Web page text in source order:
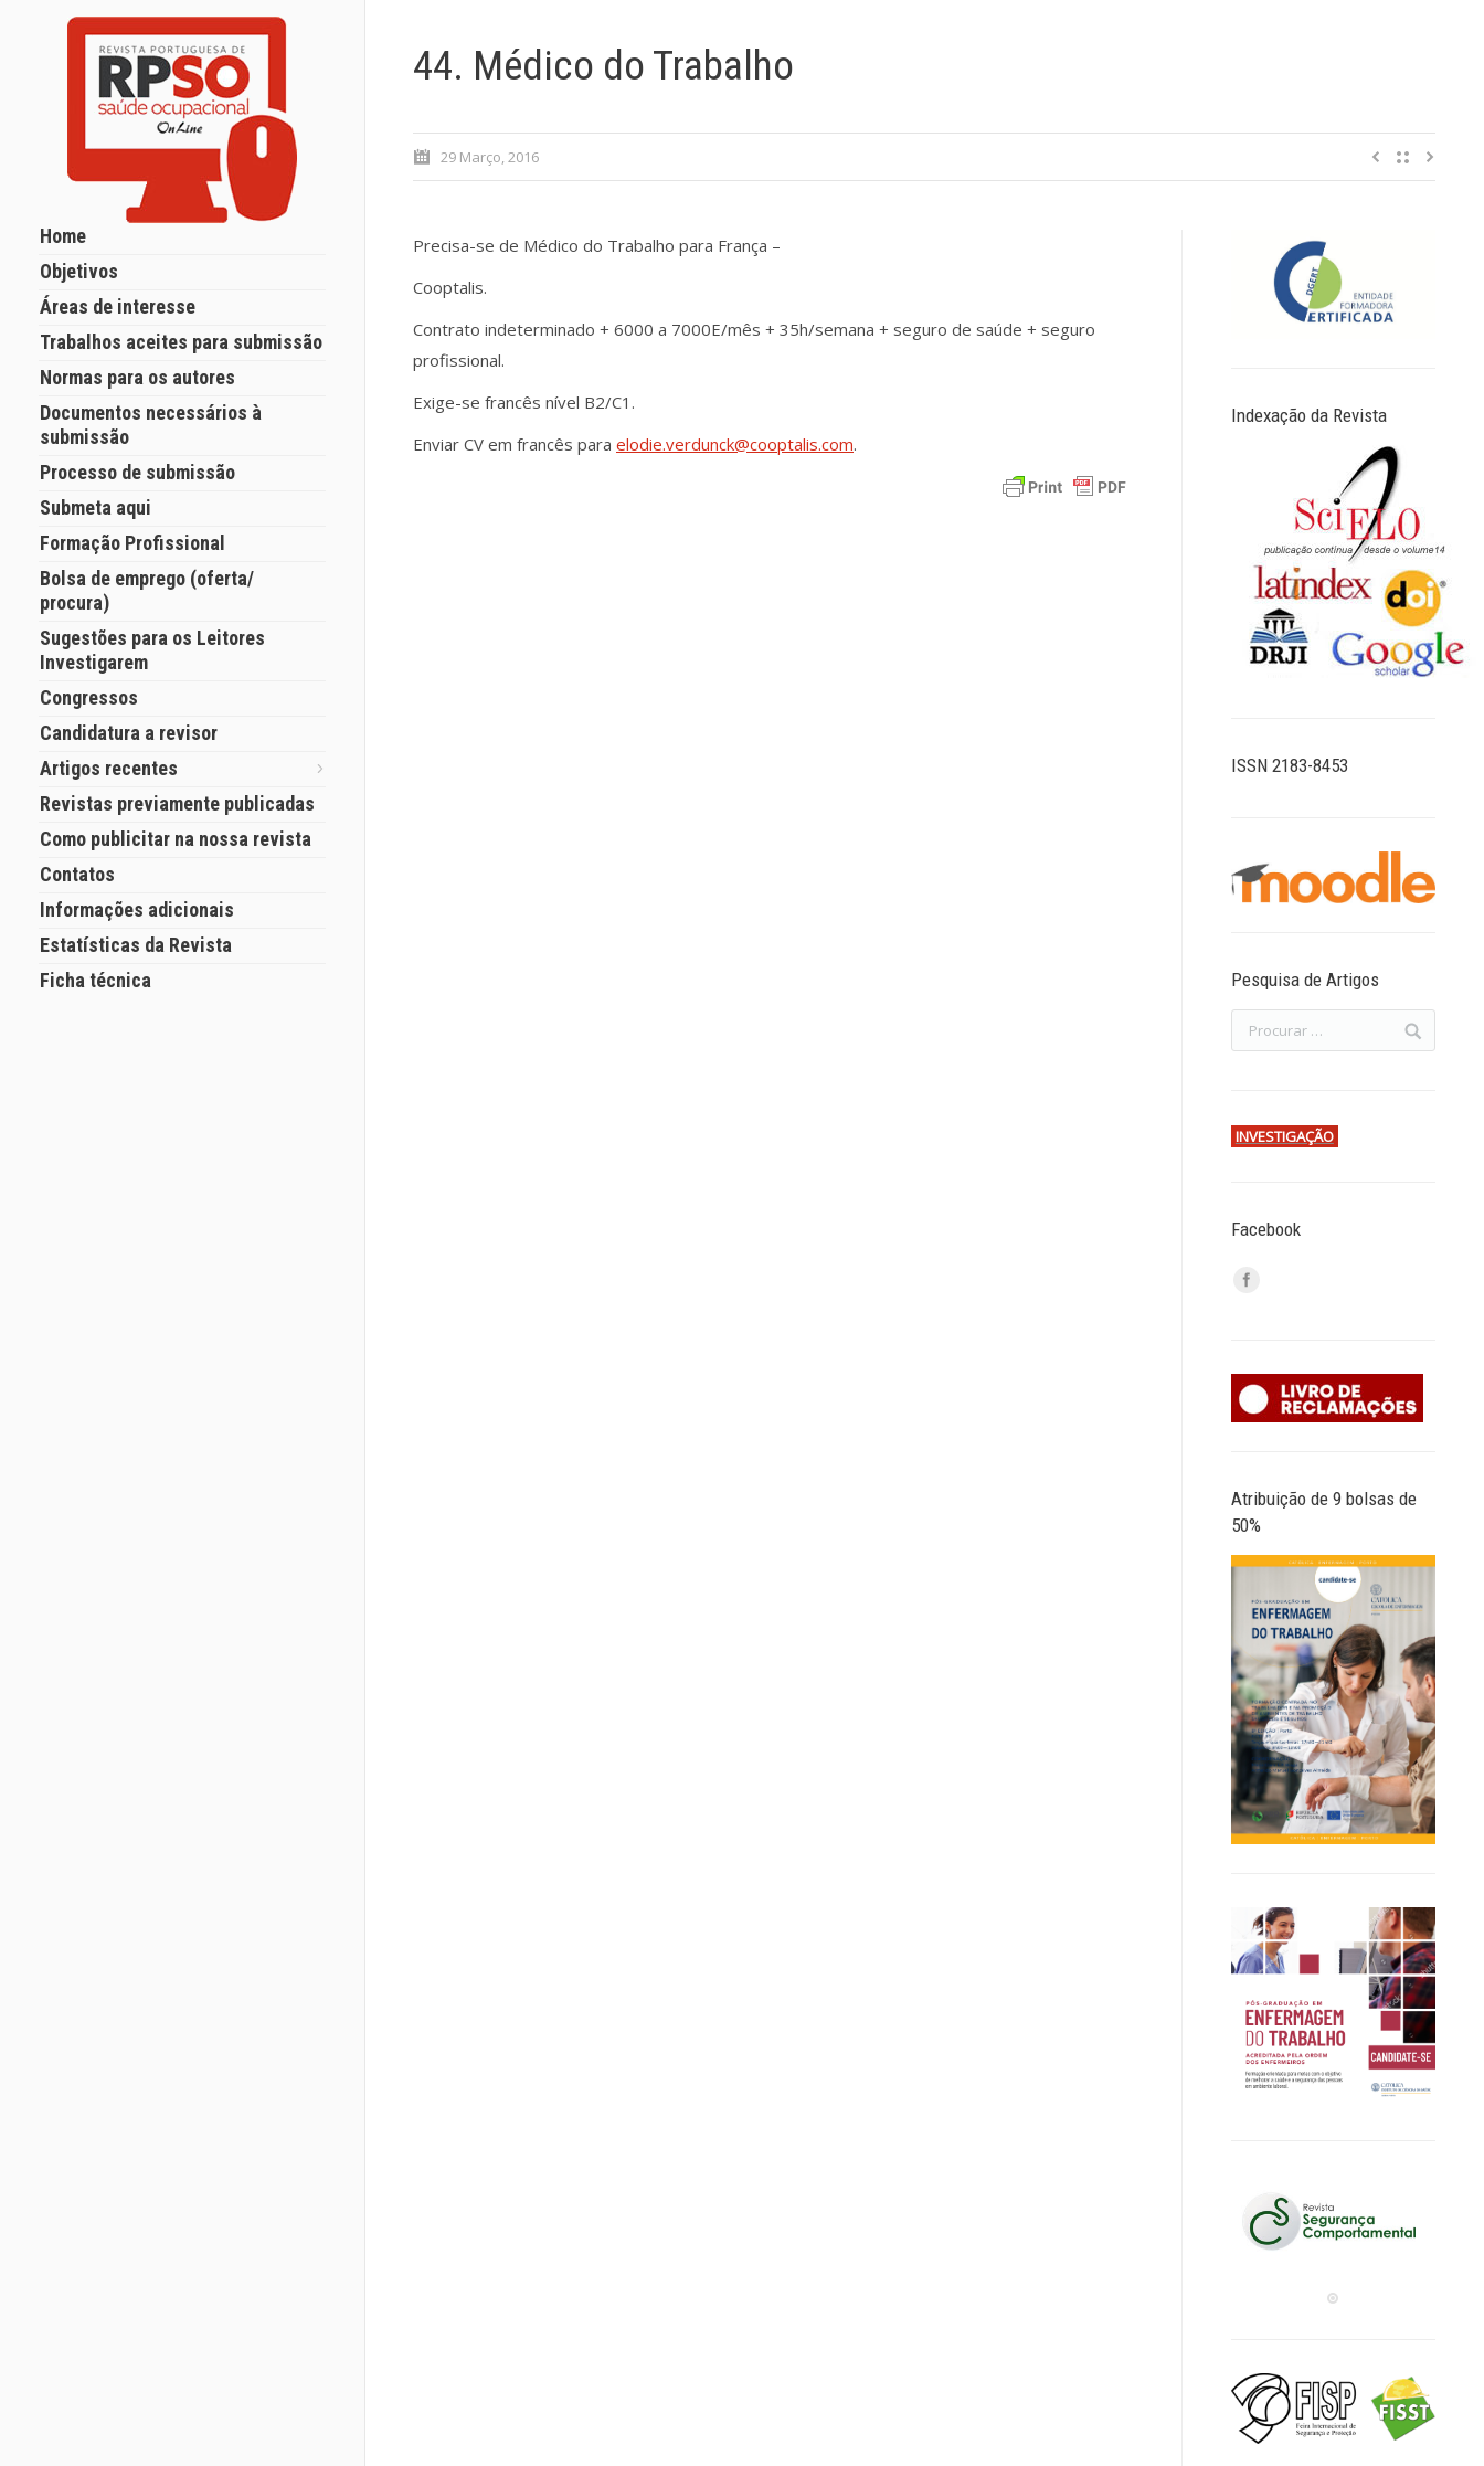
Home
Objetivos
Áreas de interesse
Trabalhos aceites para submissão
Normas para os autores
Documentos necessários à
submissão
Processo de submissão
Submeta aqui
Formação Profissional
Bolsa de emprego (oferta/
procura)
Sugestões para os Leitores
Investigarem
Congressos
Candidatura a revisor
Artigos recentes
Revistas previamente publicadas
Como publicitar na nossa revista
Contatos
Informações adicionais
Estatísticas da Revista
Ficha técnica
44. Médico do Trabalho
29 Março, 2016
Precisa-se de Médico do Trabalho para França –
Cooptalis.
Contrato indeterminado + 6000 a 7000E/mês + 35h/semana + seguro de saúde + seguro
profissional.
Exige-se francês nível B2/C1.
Enviar CV em francês para elodie.verdunck@cooptalis.com.
Indexação da Revista
ISSN 2183-8453
Pesquisa de Artigos
INVESTIGAÇÃO
Facebook
Atribuição de 9 bolsas de
50%